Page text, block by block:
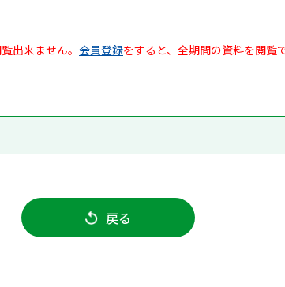
出来ません。 会員登録をすると、全期間の資料を閲覧
戻る